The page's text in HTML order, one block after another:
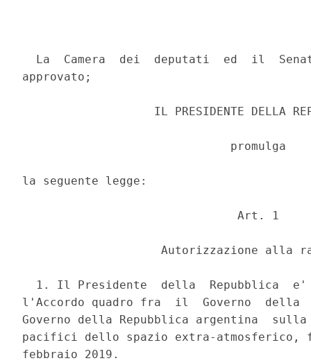
La  Camera  dei  deputati  ed  il
approvato;
IL PRESIDENTE DELLA
                              promulga
la seguente legge:
                               Art. 1
Autorizzazione alla
1. Il Presidente  della  Repubblica
l'Accordo quadro fra  il  Governo
Governo della Repubblica argentina
pacifici dello spazio extra-atmosferico,